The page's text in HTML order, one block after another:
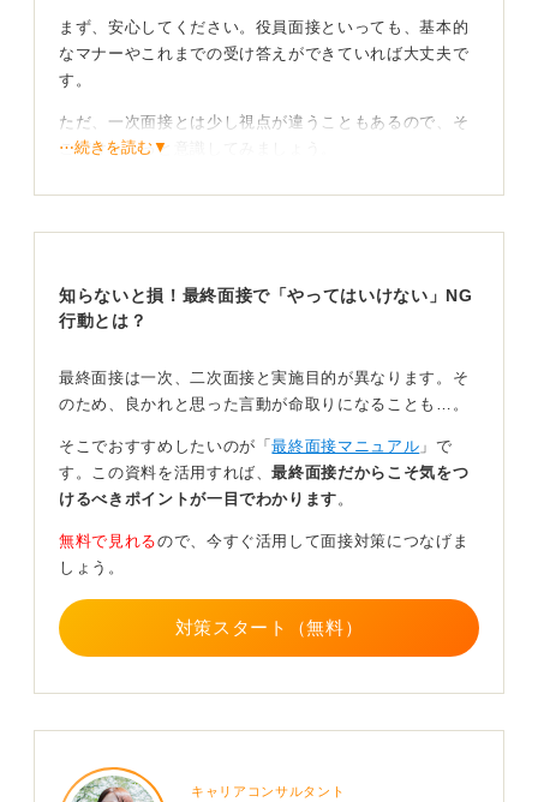
まず、安心してください。役員面接といっても、基本的
なマナーやこれまでの受け答えができていれば大丈夫で
す。
ただ、一次面接とは少し視点が違うこともあるので、そ
こだけちょっと意識してみましょう。
だからこそ、「なぜこの会社なのか？」「どんな仕事を
したいのか？」という部分を、熱意をもって少し長期的
「5年後こうなっていたい」とか、「私はこんなふうに貢
献できると思っています」みたいなビジョンを語れた
これまでの選考より少し深掘り！ 自分の言葉で語れ
る準備を
あとは、企業ホームページ（HP）やニュースを見返し
て、「自分がこの会社のどこに共感しているか」を再確
認しておくと安心です。
さいね！ 応援しています！
0
⋯続きを読む▼
知らないと損！最終面接で「やってはいけない」NG
行動とは？
最終面接は一次、二次面接と実施目的が異なります。そ
のため、良かれと思った言動が命取りになることも…。
そこでおすすめしたいのが「最終面接マニュアル 」で
す。この資料を活用すれば、最終面接だからこそ気をつ
けるべきポイントが一目でわかります 。
無料で見れるので、今すぐ活用して面接対策につなげま
しょう。
対策スタート（無料）
キャリアコンサルタント